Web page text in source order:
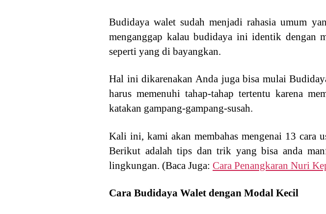
Budidaya walet sudah menjadi rahasia umum
menganggap kalau budidaya ini identik dengan
seperti yang di bayangkan.
Hal ini dikarenakan Anda juga bisa mulai
harus memenuhi tahap-tahap tertentu karena
katakan gampang-gampang-susah.
Kali ini, kami akan membahas mengenai 13 cara
Berikut adalah tips dan trik yang bisa anda
lingkungan. (Baca Juga: Cara Penangkaran Nuri
Cara Budidaya Walet dengan Modal Kecil